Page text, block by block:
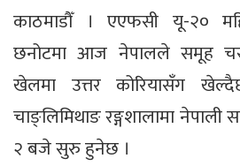
काठमाडौँ । एएफसी यू-२०
छनोटमा आज नेपालले समूह
खेलमा उत्तर कोरियासँग
चाङ्लिमिथाङ रङ्गशालामा
२ बजे सुरु हुनेछ ।